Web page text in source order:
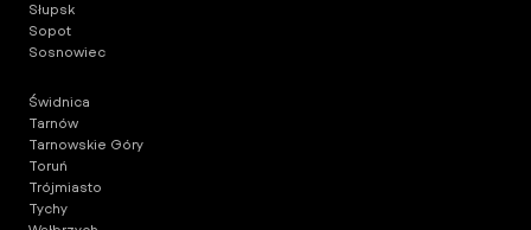
Słupsk
Sopot
Sosnowiec
Świdnica
Tarnów
Tarnowskie Góry
Toruń
Trójmiasto
Tychy